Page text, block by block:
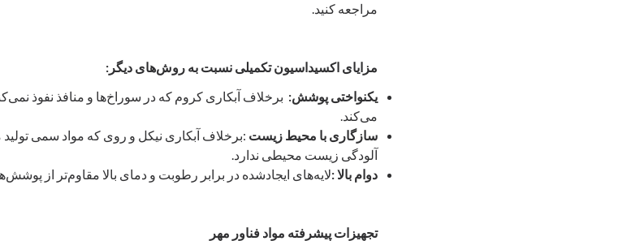
مراجعه کنید.
مزایای اکسیداسیون تکمیلی نسبت به روش‌های دیگر :
یکنواختی پوشش: برخلاف آبکاری کروم که در سوراخ‌ها و منافذ نفوذ
می‌کند.
سازگاری با محیط زیست :برخلاف آبکاری نیکل و روی که مواد سمی
آلودگی زیست‌ محیطی ندارد.
دوام بالا:لایه‌های ایجادشده در برابر رطوبت و دمای بالا مقاوم‌تر از
تجهیزات پیشرفته مواد فناور مهر